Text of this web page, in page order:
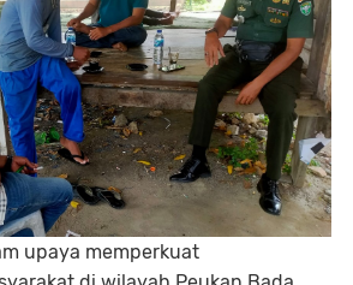
upaya memperkuat